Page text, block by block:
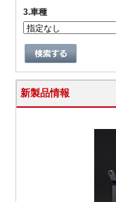
3.車種
新製品情報